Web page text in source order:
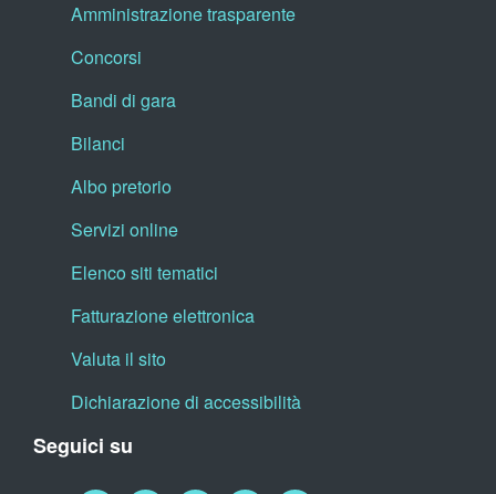
Amministrazione trasparente
Concorsi
Bandi di gara
Bilanci
Albo pretorio
Servizi online
Elenco siti tematici
Fatturazione elettronica
Valuta il sito
Dichiarazione di accessibilità
Seguici su